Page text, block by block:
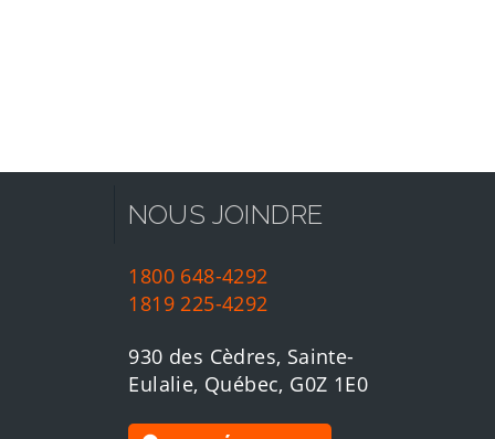
NOUS JOINDRE
1800 648-4292
1819 225-4292
930 des Cèdres, Sainte-
Eulalie, Québec, G0Z 1E0